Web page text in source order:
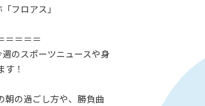
フロアス」
＝＝＝＝
のスポーツニュースや身
！
朝の過ごし方や、勝負曲